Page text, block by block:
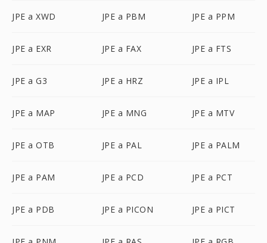
JPE a XWD JPE a PBM JPE a PPM
JPE a EXR JPE a FAX JPE a FTS
JPE a G3 JPE a HRZ JPE a IPL
JPE a MAP JPE a MNG JPE a MTV
JPE a OTB JPE a PAL JPE a PALM
JPE a PAM JPE a PCD JPE a PCT
JPE a PDB JPE a PICON JPE a PICT